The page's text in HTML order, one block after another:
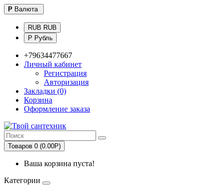
Р Валюта
RUB RUB
Р Рубль
+79634477667
Личный кабинет
Регистрация
Авторизация
Закладки (0)
Корзина
Оформление заказа
Товаров 0 (0.00Р)
Ваша корзина пуста!
Категории